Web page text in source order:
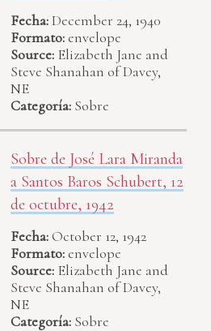
Fecha:December 24, 1940
Formato:envelope
Source: Elizabeth Jane and
Steve Shanahan of Davey,
NE
Categoría: Sobre
Sobre de José Lara Miranda
a Santos Baros Schubert, 12
de octubre, 1942
Fecha:October 12, 1942
Formato:envelope
Source: Elizabeth Jane and
Steve Shanahan of Davey,
NE
Categoría: Sobre